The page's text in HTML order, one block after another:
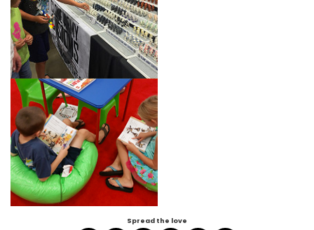
Spread the love